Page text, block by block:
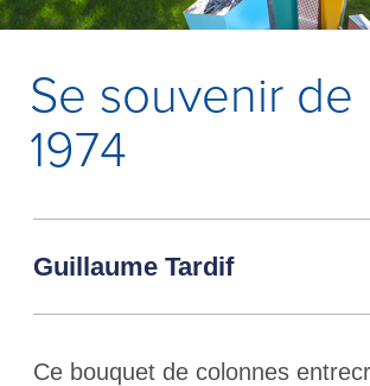
Se souvenir de
1974
Guillaume Tardif
Ce bouquet de colonnes